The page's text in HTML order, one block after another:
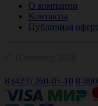
О компании
Контакты
Публичная
8 (423) 260-05-10 8-